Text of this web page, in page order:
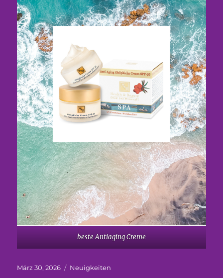
beste Antiaging Creme
Veröffentlicht
März 30, 2026 Kategorien
Neuigkeiten